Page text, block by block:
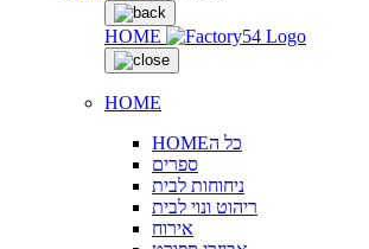
HOME
HOME
HOMEכל ה
ספרים
ניחוחות לבית
ריהוט ונוי לבית
אירוח